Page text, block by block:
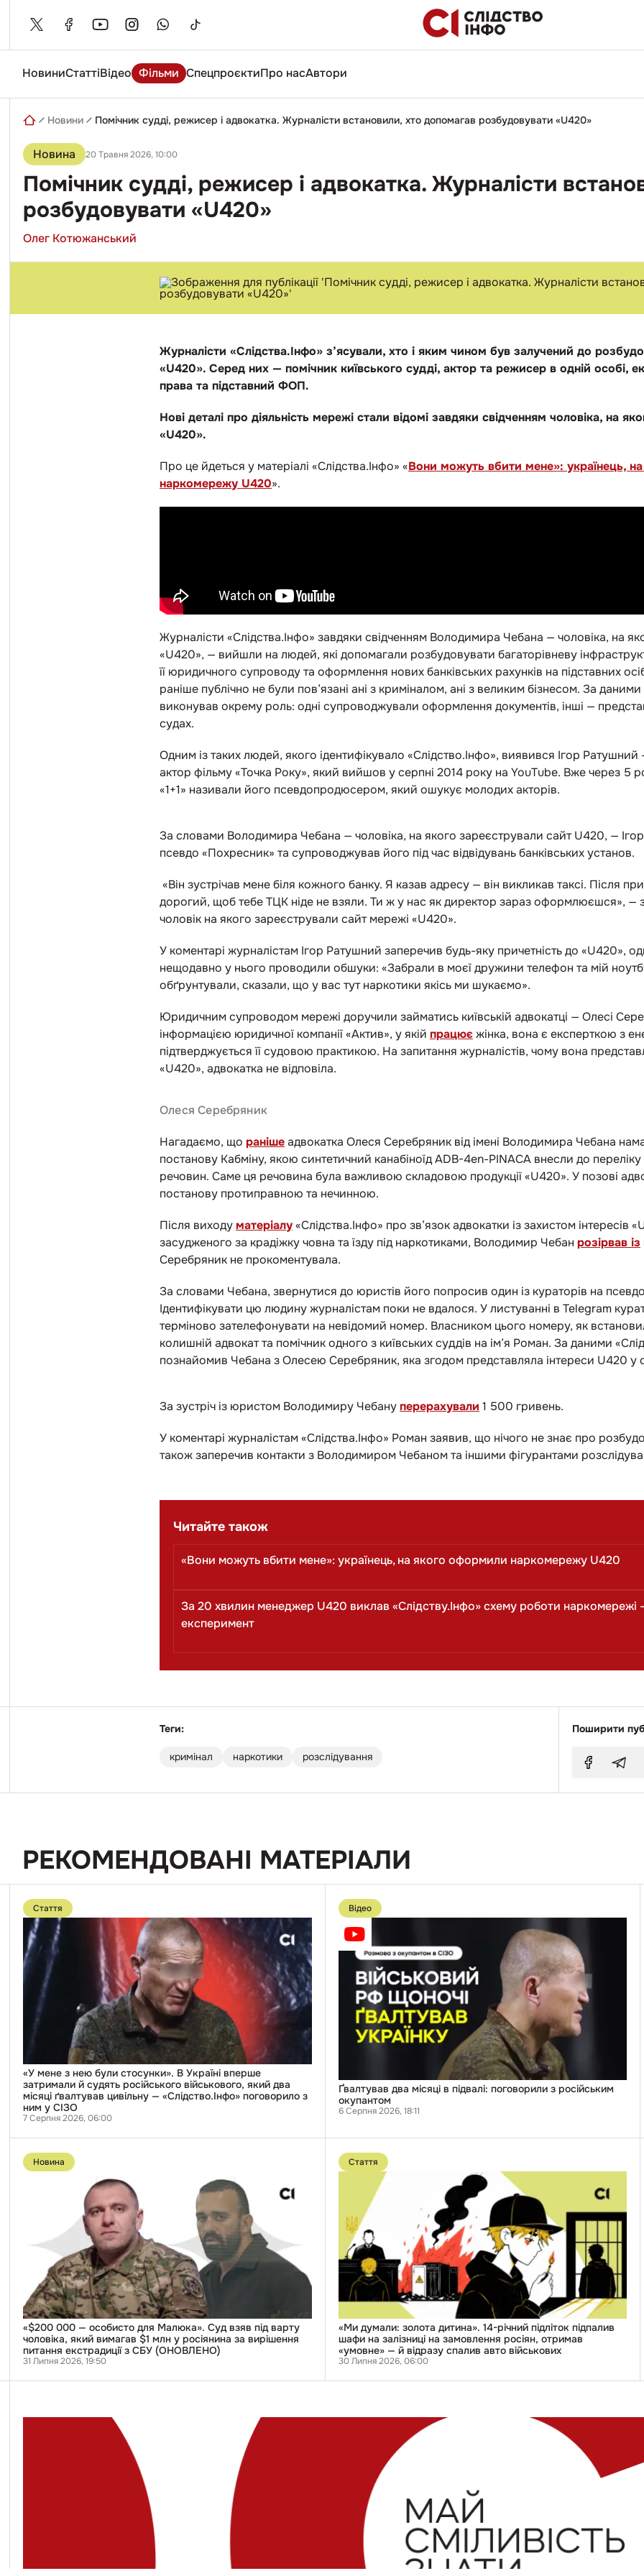
content
НовиниСтаттіВідео Фільми СпецпроєктиПро насАвтори
Введіть
Новини Помічник судді, режисер і адвокатка. Журналісти встановили, хто допомагав розбудовувати «U420»
Новина 20 Травня 2026, 10:00
Помічник судді, режисер і адвокатка. Журналісти
розбудовувати «U420»
Олег Котюжанський
Журналісти «Слідства.Інфо» з’ясували, хто і яким чином був залучений до
«U420». Серед них — помічник київського судді, актор та режисер в одній особі,
права та підставний ФОП.
Нові деталі про діяльність мережі стали відомі завдяки свідченням чоловіка, на
«U420».
Про це йдеться у матеріалі «Слідства.Інфо» «Вони можуть вбити мене»: українець,
наркомережу U420».
Журналісти «Слідства.Інфо» завдяки свідченням Володимира Чебана — чоловіка, на
«U420», — вийшли на людей, які допомагали розбудовувати багаторівневу
її юридичного супроводу та оформлення нових банківських рахунків на підставних
раніше публічно не були пов’язані ані з криміналом, ані з великим бізнесом. За
виконував окрему роль: одні супроводжували оформлення документів, інші —
судах.
Одним із таких людей, якого ідентифікувало «Слідство.Інфо», виявився Ігор
актор фільму «Точка Року», який вийшов у серпні 2014 року на YouTube. Вже через 5
«1+1» називали його псевдопродюсером, який ошукує молодих акторів.
За словами Володимира Чебана — чоловіка, на якого зареєстрували сайт U420, —
псевдо «Похресник» та супроводжував його під час відвідувань банківських установ.
«Він зустрічав мене біля кожного банку. Я казав адресу — він викликав таксі. Після
дорогий, щоб тебе ТЦК ніде не взяли. Ти ж у нас як директор зараз оформлюєшся», —
чоловік на якого зареєстрували сайт мережі «U420».
У коментарі журналістам Ігор Ратушний заперечив будь-яку причетність до «U420»,
нещодавно у нього проводили обшуки: «Забрали в моєї дружини телефон та мій
обґрунтували, сказали, що у вас тут наркотики якісь ми шукаємо».
Юридичним супроводом мережі доручили займатись київській адвокатці — Олесі
інформацією юридичної компанії «Актив», у якій працюєжінка, вона є експерткою з
підтверджується її судовою практикою. На запитання журналістів, чому вона
«U420», адвокатка не відповіла.
Олеся Серебряник
Нагадаємо, що ранішеадвокатка Олеся Серебряник від імені Володимира Чебана
постанову Кабміну, якою синтетичний канабіноїд ADB-4en-PINACA внесли до
речовин. Саме ця речовина була важливою складовою продукції «U420». У позові
постанову протиправною та нечинною.
Після виходуматеріалу«Слідства.Інфо» про зв’язок адвокатки із захистом інтересів
засудженого за крадіжку човна та їзду під наркотиками, Володимир Чебан розірвав із
Серебряник не прокоментувала.
За словами Чебана, звернутися до юристів його попросив один із кураторів на
Ідентифікувати цю людину журналістам поки не вдалося. У листуванні в Telegram
терміново зателефонувати на невідомий номер. Власником цього номеру, як
колишній адвокат та помічник одного з київських суддів на ім’я Роман. За даними
познайомив Чебана з Олесею Серебряник, яка згодом представляла інтереси U420 у
За зустріч із юристом Володимиру Чебануперерахували 1 500 гривень.
У коментарі журналістам «Слідства.Інфо» Роман заявив, що нічого не знає про
також заперечив контакти з Володимиром Чебаном та іншими фігурантами
Читайте також
«Вони можуть вбити мене»: українець, на якого оформили наркомережу U420
За 20 хвилин менеджер U420 виклав «Слідству.Інфо» схему роботи наркомережі
експеримент
Теги:
кримінал наркотики розслідування
Поширити
РЕКОМЕНДОВАНІ МАТЕРІАЛИ
Перейти
публікації
мене
нею
були
стосунки».
Україні
вперше
затримали
російського
військового,
який
два
місяці
ґвалтував
—
«Слідство.Інфо»
поговорило
Стаття
«У мене з нею були стосунки». В Україні вперше
затримали й судять російського військового, який два
місяці ґвалтував цивільну — «Слідство.Інфо» поговорило з
ним у СІЗО
7 Серпня 2026, 06:00
Перейти
публікації
Ґвалтував
підвалі:
поговорили
російським
окупантом
Відео
Ґвалтував два місяці в підвалі: поговорили з російським
окупантом
6 Серпня 2026, 18:11
Перейти
публікації
Малюка».
варту
чоловіка,
який
вимагав
млн
росіянина
вирішення
Новина
«$200 000 — особисто для Малюка». Суд взяв під варту
чоловіка, який вимагав $1 млн у росіянина за вирішення
питання екстрадиції з СБУ (ОНОВЛЕНО)
31 Липня 2026, 19:50
Перейти
публікації
дитина».
річний
підліток
підпалив
шафи
залізниці
замовлення
росіян,
отримав
«умовне»
відразу
військових
Стаття
«Ми думали: золота дитина». 14-річний підліток підпалив
шафи на залізниці на замовлення росіян, отримав
«умовне» — й відразу спалив авто військових
30 Липня 2026, 06:00